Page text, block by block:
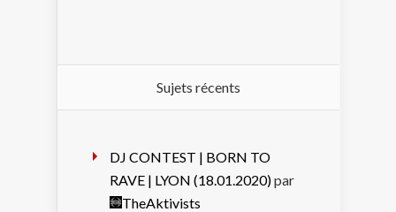
Sujets récents
DJ CONTEST | BORN TO
RAVE | LYON (18.01.2020)par
TheAktivists